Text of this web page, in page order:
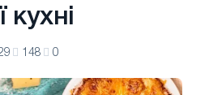
148 0